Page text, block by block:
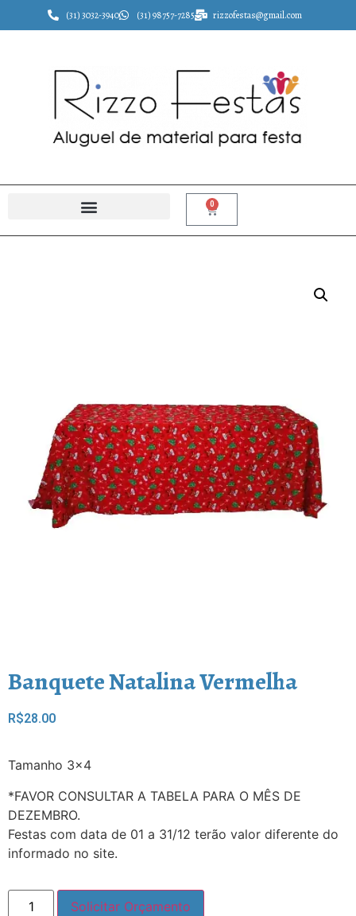
(31) 3032-3940 (31) 98757-7285 rizzofestas@gmail.com
0
Banquete Natalina Vermelha
R$28.00
Tamanho 3×4
*FAVOR CONSULTAR A TABELA PARA O MÊS DE
DEZEMBRO.
Festas com data de 01 a 31/12 terão valor diferente do
informado no site.
Solicitar Orçamento